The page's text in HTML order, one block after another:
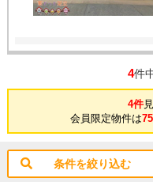
4件
4件
会員限定物件は
条件を絞り込む